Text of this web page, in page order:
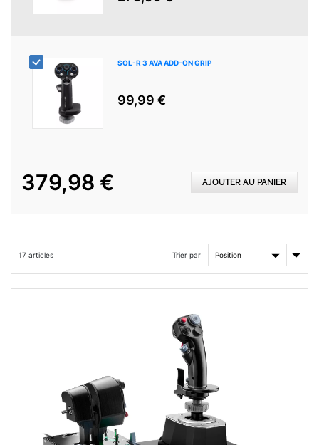
SOL-R 3 AVA ADD-ON GRIP
99,99 €
379,98 € AJOUTER AU PANIER
17 articles Trier par
Par